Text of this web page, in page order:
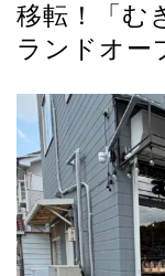
移転！「む
ランドオー